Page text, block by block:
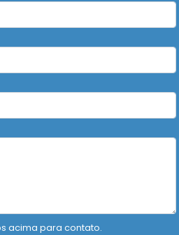
acima para contato.